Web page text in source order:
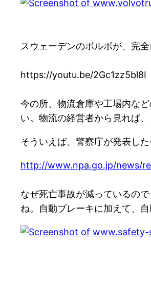
スウェーデンのボルボが、完
https://youtu.be/2Gc1zz5bl8I
今の所、物流倉庫や工場内な
い。物流の経営者から見れば
そういえば、警察庁が発表し
http://www.npa.go.jp/news/
なぜ死亡事故が減っているの
ね。自動ブレーキに加えて、